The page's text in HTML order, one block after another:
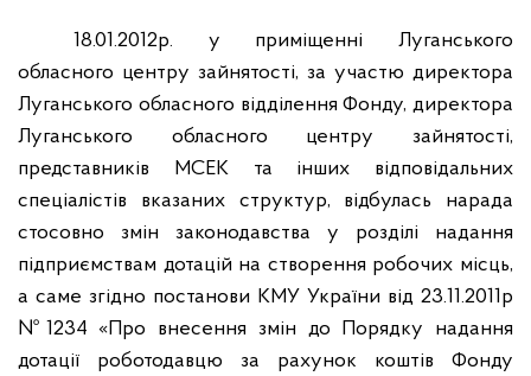
18.01.2012р. у приміщенні Луганського
обласного центру зайнятості, за участю директора
Луганського обласного відділення Фонду, директора
Луганського обласного центру зайнятості,
представників МСЕК та інших відповідальних
спеціалістів вказаних структур, відбулась нарада
стосовно змін законодавства у розділі надання
підприємствам дотацій на створення робочих місць,
а саме згідно постанови КМУ України від 23.11.2011р
№1234 «Про внесення змін до Порядку надання
дотації роботодавцю за рахунок коштів Фонду